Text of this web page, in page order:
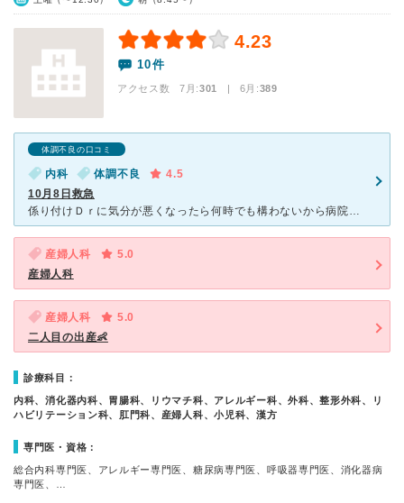
4.23
10件
アクセス数 7月:301 | 6月:389
体調不良の口コミ
内科 体調不良
4.5
10月8日救急
係り付けＤｒに気分が悪くなったら何時でも構わないから病院へでんわして下さいとやさしいお言葉。18：54に電話を掛けたところ「はい、夜間受付、警備です」と私は、本日の当直Ｄｒを尋ねると「お答えできませ」
産婦人科
5.0
産婦人科
産婦人科
5.0
二人目の出産👶
診療科目：
内科、消化器内科、胃腸科、リウマチ科、アレルギー科、外科、整形外科、リ
ハビリテーション科、肛門科、産婦人科、小児科、漢方
専門医・資格：
総合内科専門医、アレルギー専門医、糖尿病専門医、呼吸器専門医、消化器病
専門医、…